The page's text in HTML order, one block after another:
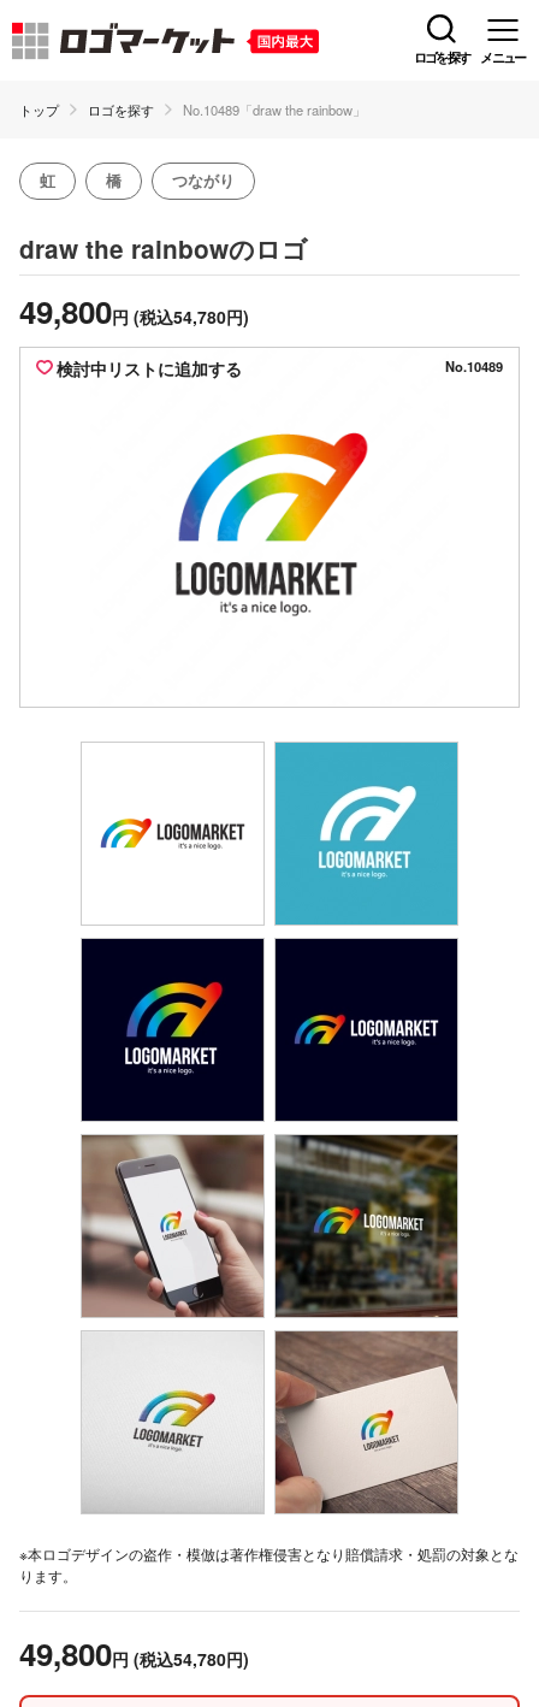
ロゴを探す メニュー
トップ ロゴを探す No.10489「draw the rainbow」
虹 橋 つながり
draw the rainbowのロゴ
49,800円 (税込54,780円)
検討中リストに追加する No.10489
※本ロゴデザインの盗作・模倣は著作権侵害となり賠償請求・処罰の対象とな
ります。
49,800円 (税込54,780円)